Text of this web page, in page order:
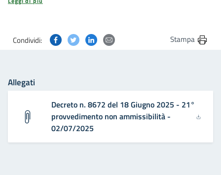
Condividi: Condividi questa pagina su Facebook
Condividi questa pagina su Twitter
Condividi questa pagina su Linkedin
Condividi questa pagina via
Stampa
Allegati
Decreto n. 8672 del 18 Giugno 2025 - 21°
provvedimento non ammissibilità -
02/07/2025